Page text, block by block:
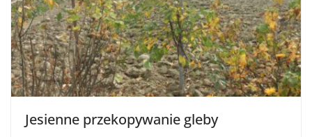
Jesienne przekopywanie gleby